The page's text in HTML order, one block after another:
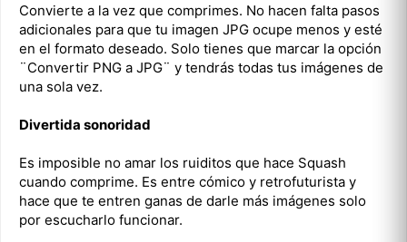
Convierte a la vez que comprimes. No hacen falta pasos
adicionales para que tu imagen JPG ocupe menos y esté
en el formato deseado. Solo tienes que marcar la opción
¨Convertir PNG a JPG¨ y tendrás todas tus imágenes de
una sola vez.
Divertida sonoridad
Es imposible no amar los ruiditos que hace Squash
cuando comprime. Es entre cómico y retrofuturista y
hace que te entren ganas de darle más imágenes solo
por escucharlo funcionar.